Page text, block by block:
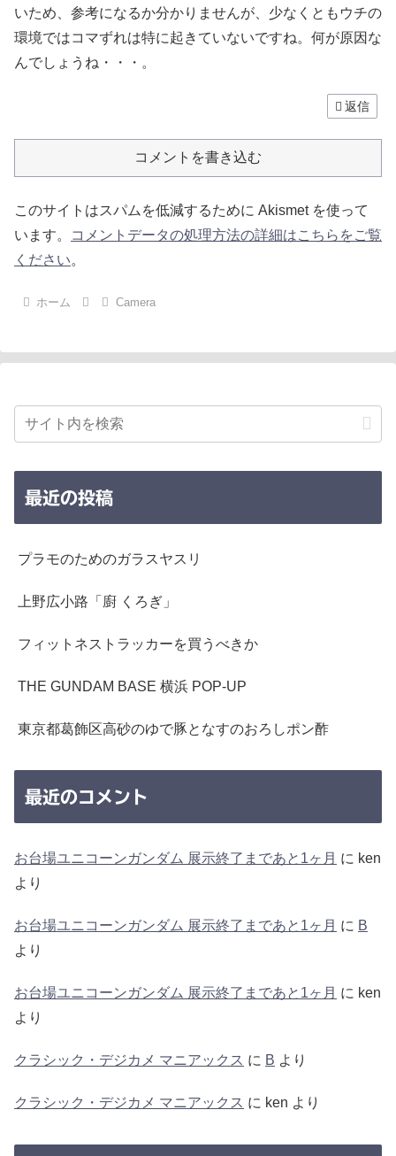
いため、参考になるか分かりませんが、少なくともウチの
環境ではコマずれは特に起きていないですね。何が原因な
んでしょうね・・・。
返信
コメントを書き込む
このサイトはスパムを低減するために Akismet を使って
います。
コメントデータの処理方法の詳細はこちらをご覧
ください。
ホーム Camera
最近の投稿
プラモのためのガラスヤスリ
上野広小路「廚 くろぎ」
フィットネストラッカーを買うべきか
THE GUNDAM BASE 横浜 POP-UP
東京都葛飾区高砂のゆで豚となすのおろしポン酢
最近のコメント
お台場ユニコーンガンダム 展示終了まであと1ヶ月 に ken
より
お台場ユニコーンガンダム 展示終了まであと1ヶ月 に B
より
お台場ユニコーンガンダム 展示終了まであと1ヶ月 に ken
より
クラシック・デジカメ マニアックス に B より
クラシック・デジカメ マニアックス に ken より